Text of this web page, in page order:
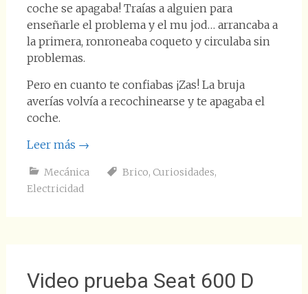
coche se apagaba! Traías a alguien para
enseñarle el problema y el mu jod… arrancaba a
la primera, ronroneaba coqueto y circulaba sin
problemas.
Pero en cuanto te confiabas ¡Zas! La bruja
averías volvía a recochinearse y te apagaba el
coche.
Leer más →
Mecánica Brico, Curiosidades,
Electricidad
Video prueba Seat 600 D